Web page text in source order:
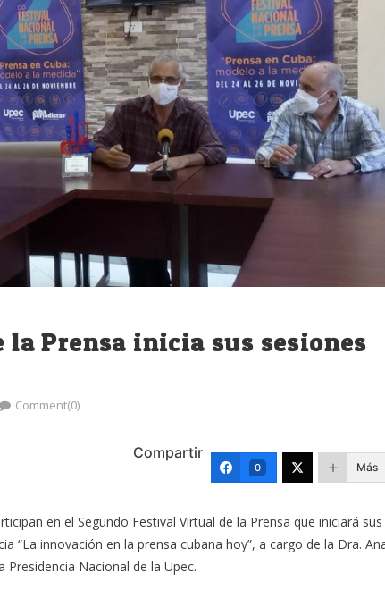
Prensa inicia sus sesiones
Comment(0)
Compartir
0 Más
en el Segundo Festival Virtual de la Prensa que iniciará sus
“La innovación en la prensa cubana hoy”, a cargo de la Dra.
Nacional de la Upec.